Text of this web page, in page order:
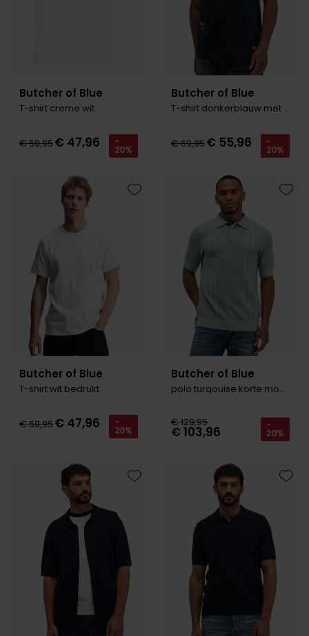
Butcher of Blue
T-shirt creme wit
€ 59,95€ 47,96 -
20%
Butcher of Blue
T-shirt donkerblauw met print
€ 69,95€ 55,96 -
20%
Butcher of Blue
T-shirt wit bedrukt
€ 59,95€ 47,96 -
20%
Toevoegen aan favorieten
Butcher of Blue
polo turqouise korte mouw
€ 129,95
€ 103,96 -
20%
Toevoegen aan favorieten